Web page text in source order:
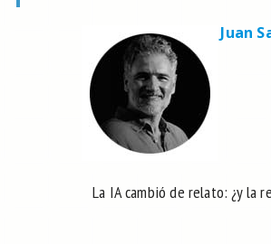
Juan
La IA cambió de relato: ¿y la